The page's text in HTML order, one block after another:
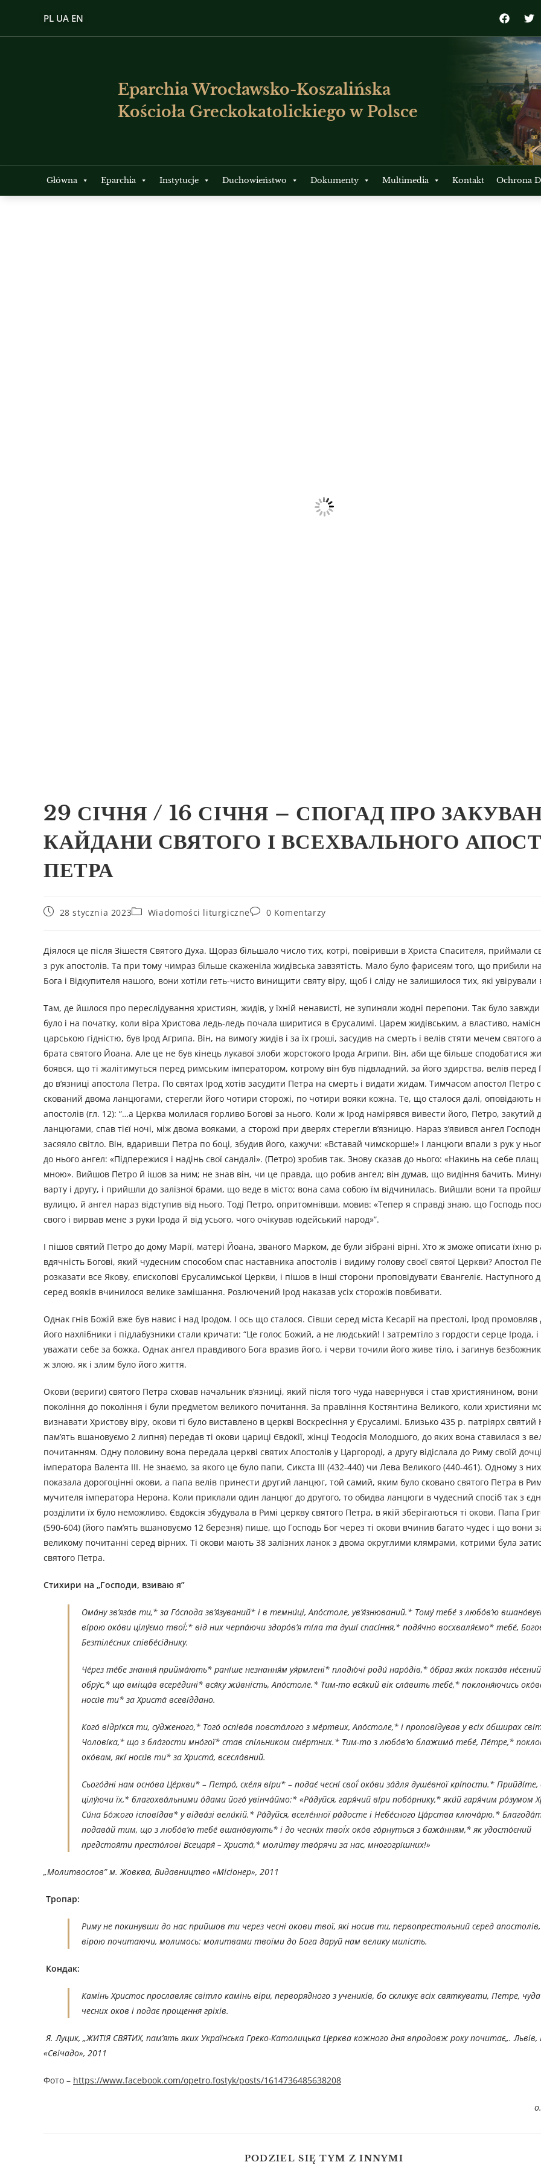
PL UA EN
Eparchia Wrocławsko-Koszalińska
Kościoła Greckokatolickiego w Polsce
Główna Eparchia Instytucje Duchowieństwo Dokumenty Multimedia Kontakt Ochrona
29 СІЧНЯ / 16 СІЧНЯ – СПОГАД ПРО
КАЙДАНИ СВЯТОГО І ВСЕХВАЛЬНОГО
ПЕТРА
28 stycznia 2023 Wiadomości liturgiczne 0 Komentarzy
Діялося це після Зішестя Святого Духа. Щораз більшало число тих, котрі, повіривши в Христа Спасителя, приймали
з рук апостолів. Та при тому чимраз більше скаженіла жидівська завзятість. Мало було фарисеям того, що прибили
Бога і Відкупителя нашого, вони хотіли геть-чисто винищити святу віру, щоб і сліду не залишилося тих, які увірували
Там, де йшлося про переслідування християн, жидів, у їхній ненависті, не зупиняли жодні перепони. Так було
було і на початку, коли віра Христова ледь-ледь почала ширитися в Єрусалимі. Царем жидівським, а властиво,
царською гідністю, був Ірод Агрипа. Він, на вимогу жидів і за їх гроші, засудив на смерть і велів стяти мечем святого
брата святого Йоана. Але це не був кінець лукавої злоби жорстокого Ірода Агрипи. Він, аби ще більше сподобатися
боявся, що ті жалітимуться перед римським імператором, котрому він був підвладний, за його здирства, велів
до в’язниці апостола Петра. По святах Ірод хотів засудити Петра на смерть і видати жидам. Тимчасом апостол Петро
скований двома ланцюгами, стерегли його чотири сторожі, по чотири вояки кожна. Те, що сталося далі, оповідають
апостолів (гл. 12): “…а Церква молилася горливо Богові за нього. Коли ж Ірод намірявся вивести його, Петро, закутий
ланцюгами, спав тієї ночі, між двома вояками, а сторожі при дверях стерегли в’язницю. Нараз з’явився ангел
засяяло світло. Він, вдаривши Петра по боці, збудив його, кажучи: «Вставай чимскорше!» І ланцюги впали з рук у
до нього ангел: «Підпережися і надінь свої сандалі». (Петро) зробив так. Знову сказав до нього: «Накинь на себе плащ
мною». Вийшов Петро й ішов за ним; не знав він, чи це правда, що робив ангел; він думав, що видіння бачить.
варту і другу, і прийшли до залізної брами, що веде в місто; вона сама собою їм відчинилась. Вийшли вони та
вулицю, й ангел нараз відступив від нього. Тоді Петро, опритомнівши, мовив: «Тепер я справді знаю, що Господь
свого і вирвав мене з руки Ірода й від усього, чого очікував юдейський народ»”.
І пішов святий Петро до дому Марії, матері Йоана, званого Марком, де були зібрані вірні. Хто ж зможе описати їхню
вдячність Богові, який чудесним способом спас наставника апостолів і видиму голову своєї святої Церкви? Апостол
розказати все Якову, єпископові Єрусалимської Церкви, і пішов в інші сторони проповідувати Євангеліє. Наступного
серед вояків вчинилося велике замішання. Розлючений Ірод наказав усіх сторожів повбивати.
Однак гнів Божій вже був навис і над Іродом. І ось що сталося. Сівши серед міста Кесарії на престолі, Ірод
його нахлібники і підлабузники стали кричати: “Це голос Божий, а не людський! І затремтіло з гордости серце Ірода,
уважати себе за божка. Однак ангел правдивого Бога вразив його, і черви точили його живе тіло, і загинув
ж злою, як і злим було його життя.
Окови (вериги) святого Петра сховав начальник в’язниці, який після того чуда навернувся і став християнином,
покоління до покоління і були предметом великого почитання. За правління Костянтина Великого, коли християни
визнавати Христову віру, окови ті було виставлено в церкві Воскресіння у Єрусалимі. Близько 435 р. патріярх
пам’ять вшановуємо 2 липня) передав ті окови цариці Євдокії, жінці Теодосія Молодшого, до яких вона ставилася з
почитанням. Одну половину вона передала церкві святих Апостолів у Царгороді, а другу відіслала до Риму своїй дочці
імператора Валента III. Не знаємо, за якого це було папи, Сикста III (432-440) чи Лева Великого (440-461). Одному з них
показала дорогоцінні окови, а папа велів принести другий ланцюг, той самий, яким було сковано святого Петра в
мучителя імператора Нерона. Коли приклали один ланцюг до другого, то обидва ланцюги в чудесний спосіб так з
розділити їх було неможливо. Євдоксія збудувала в Римі церкву святого Петра, в якій зберігаються ті окови. Папа
(590-604) (його пам’ять вшановуємо 12 березня) пише, що Господь Бог через ті окови вчинив багато чудес і що вони
великому почитанні серед вірних. Ті окови мають 38 залізних ланок з двома округлими клямрами, котрими була
святого Петра.
Стихири на „Господи, взиваю я”
Ома́ну зв’яза́в ти,* за Го́спода зв’я́зуваний* і в темни́ці, Апо́столе, ув’я́знюваний.* Тому́ тебе́ з любо́в’ю
ві́рою око́ви цілу́ємо твої́;* від них черпа́ючи здоро́в’я ті́ла та душі́ спасі́ння,* подя́чно восхваля́ємо* тебе́,
Безтіле́сних співбе́сіднику.
Че́рез те́бе знання́ прийма́ють* рані́ше незнання́м уя́рмлені* плодю́чі роди́ наро́дів,* о́браз яки́х показа́в
обру́с,* що вміща́в всере́дині* вся́ку жи́вність, Апо́столе.* Тим-то вся́кий вік сла́вить тебе́,* поклоня́ючись
носи́в ти* за Христа́ всеві́ддано.
Кого́ відрі́кся ти, су́дженого,* Того́ оспіва́в повста́лого з ме́ртвих, Апо́столе,* і пропові́дував у всіх о́бширах
Чолові́ка,* що з бла́гости мно́гої* став спі́льником сме́ртних.* Тим-то з любо́в’ю блажимо́ тебе́, Пе́тре,*
око́вам, які́ носи́в ти* за Христа́, всесла́вний.
Сього́дні нам осно́ва Це́ркви* – Петро́, ске́ля ві́ри* – подає́ чесні́ свої́ око́ви за́для душе́вної крі́пости.* Прийді́те,
цілу́ючи їх,* благохва́льними о́дами його́ увінча́ймо:* «Ра́дуйся, гаря́чий ві́ри побо́рнику,* яки́й гаря́чим ро́зумом
Си́на Бо́жого іспові́дав* у відва́зі вели́кій.* Ра́дуйся, вселе́нної ра́досте і Небе́сного Ца́рства ключа́рю.*
подава́й тим, що з любо́в’ю тебе́ вшано́вують* і до чесни́х твої́х око́в го́рнуться з бажа́нням,* як удосто́єний
предстоя́ти престо́лові Всецаря́ – Христа́,* моли́тву тво́рячи за нас, многогрі́шних!»
„Молитвослов” м. Жовква, Видавництво «Місіонер», 2011
Тропар:
Риму не покинувши до нас прийшов ти через чесні окови твої, які носив ти, первопрестольний серед апостолів,
вірою почитаючи, молимось: молитвами твоїми до Бога даруй нам велику милість.
Кондак:
Камінь Христос прославляє світло камінь віри, перворядного з учеників, бо скликує всіх святкувати, Петре,
чесних оков і подає прощення гріхів.
Я. Луцик, „ЖИТІЯ СВЯТИХ, пам’ять яких Українська Греко-Католицька Церква кожного дня впродовж року почитає„.
«Свічадо», 201 1
Фото – https://www.facebook.com/opetro.fostyk/posts/1614736485638208
PODZIEL SIĘ TYM Z INNYMI